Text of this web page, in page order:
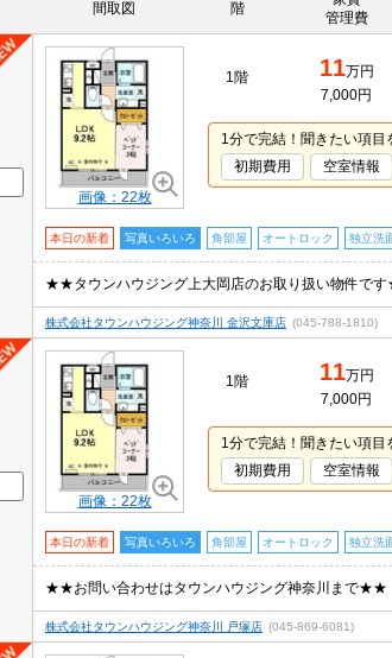
間取図 階
管理費
画像：22枚
1階 11万円
7,000円
1分で完結！聞きたい項目
初期費用
空室情報
本日の新着 写真いろいろ 角部屋 オートロック 独立洗
★★タウンハウジング上大岡店のお取り扱い物件で
株式会社タウンハウジング神奈川 金沢文庫店 (045-788-1810)
画像：22枚
1階 11万円
7,000円
1分で完結！聞きたい項目
初期費用
空室情報
本日の新着 写真いろいろ 角部屋 オートロック 独立洗
★★お問い合わせはタウンハウジング神奈川まで★★
株式会社タウンハウジング神奈川 戸塚店 (045-869-6081)